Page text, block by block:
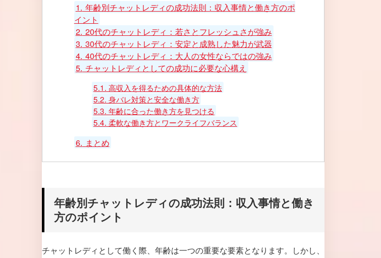
1. 年齢別チャットレディの成功法則：収入事情と働き方のポ
イント
2. 20代のチャットレディ：若さとフレッシュさが強み
3. 30代のチャットレディ：安定と成熟した魅力が武器
4. 40代のチャットレディ：大人の女性ならではの強み
5. チャットレディとしての成功に必要な心構え
5.1. 高収入を得るための具体的な方法
5.2. 身バレ対策と安全な働き方
5.3. 年齢に合った働き方を見つける
5.4. 柔軟な働き方とワークライフバランス
6. まとめ
年齢別チャットレディの成功法則：収入事情と働き
方のポイント
チャットレディとして働く際、年齢は一つの重要な要素となります。しかし、